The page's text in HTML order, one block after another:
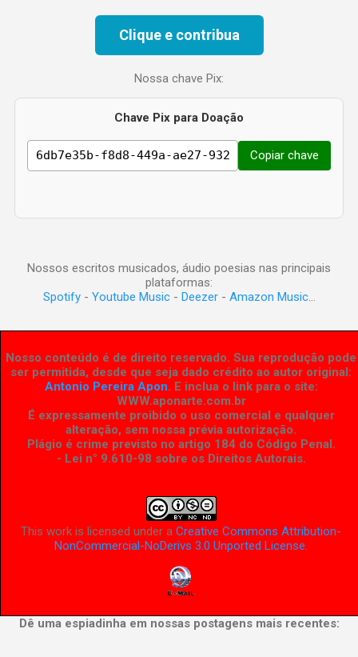
Clique e contribua
Nossa chave Pix:
Chave Pix para Doação
Copiar chave
Nossos escritos musicados, áudio poesias nas principais
plataformas:
Spotify- Youtube Music- Deezer- Amazon Music...
Nosso conteúdo é de direito reservado. Sua reprodução pode
ser permitida, desde que seja dado crédito ao autor original:
Antonio Pereira Apon. E inclua o link para o site:
WWW.aponarte.com.br
É expressamente proibido o uso comercial e qualquer
alteração, sem nossa prévia autorização.
Plágio é crime previsto no artigo 184 do Código Penal.
- Lei n° 9.610-98 sobre os Direitos Autorais.
This work is licensed under aCreative Commons Attribution-
NonCommercial-NoDerivs 3.0 Unported License.
Dê uma espiadinha em nossas postagens mais recentes: